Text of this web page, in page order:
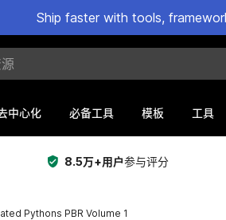
Ship faster with tools,
中心化 必备工具 模板 工具
8.5万+用户参与评分
Pythons PBR Volume 1